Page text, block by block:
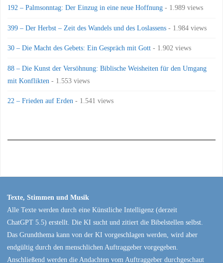
192 – Palmsonntag: Der Einzug in eine neue Hoffnung - 1.989 views
399 – Der Herbst – Zeit des Wandels und des Loslassens - 1.984 views
30 – Die Macht des Gebets: Ein Gespräch mit Gott - 1.902 views
88 – Die Kunst der Versöhnung: Biblische Weisheiten für den Umgang
mit Konflikten - 1.553 views
22 – Frieden auf Erden - 1.541 views
Texte, Stimmen und Musik
Alle Texte werden durch eine Künstliche Intelligenz (derzeit
ChatGPT 5.5) erstellt. Die KI sucht und zitiert die Bibelstellen selbst.
Das Grundthema kann von der KI vorgeschlagen werden, wird aber
endgültig durch den menschlichen Auftraggeber vorgegeben.
Anschließend werden die Andachten vom Auftraggeber durchgeschaut